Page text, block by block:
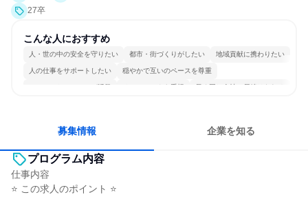
27卒
こんな人におすすめ
人・世の中の安全を守りたい 都市・街づくりがしたい 地域貢献に携わりたい
人の仕事をサポートしたい 穏やかで互いのペースを尊重
コミュニケーションが活発 チームワークを重視 長く同じ会社に居続けられる
募集情報 企業を知る
プログラム内容
仕事内容
⭐ この求人のポイント ⭐